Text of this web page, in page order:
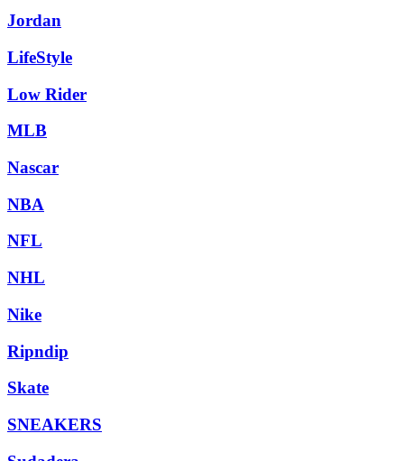
Jordan
LifeStyle
Low Rider
MLB
Nascar
NBA
NFL
NHL
Nike
Ripndip
Skate
SNEAKERS